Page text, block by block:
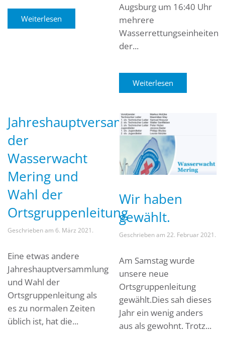
Weiterlesen
Augsburg um 16:40 Uhr
mehrere
Wasserrettungseinheiten
der...
Weiterlesen
Jahreshauptversammlung
der
Wasserwacht
Mering und
Wahl der
Ortsgruppenleitung
Geschrieben am 6. März 2021 .
Eine etwas andere
Jahreshauptversammlung
und Wahl der
Ortsgruppenleitung als
es zu normalen Zeiten
üblich ist, hat die...
Wir haben
gewählt.
Geschrieben am 22. Februar 2021 .
Am Samstag wurde
unsere neue
Ortsgruppenleitung
gewählt.Dies sah dieses
Jahr ein wenig anders
aus als gewohnt. Trotz...